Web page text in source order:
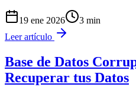
19 ene 2026 3 min
Leer artículo
Base de Datos
Recuperar tus Datos